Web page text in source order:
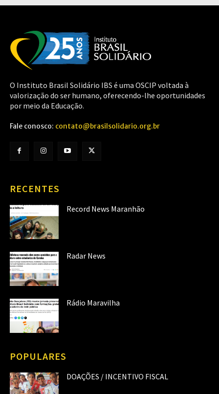
O Instituto Brasil Solidário IBS é uma OSCIP voltada à
valorização do ser humano, oferecendo-lhe oportunidades
por meio da Educação.
Fale conosco: contato@brasilsolidario.org.br
RECENTES
Record News Maranhão
Radar News
Rádio Maravilha
POPULARES
DOAÇÕES / INCENTIVO FISCAL